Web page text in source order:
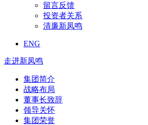
留言反馈
投资者关系
清廉新凤鸣
ENG
走进新凤鸣
集团简介
战略布局
董事长致辞
领导关怀
集团荣誉